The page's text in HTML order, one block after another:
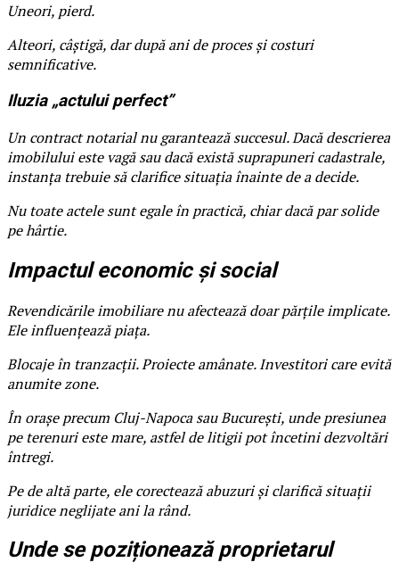
Uneori, pierd.
Alteori, câștigă, dar după ani de proces și costuri
semnificative.
Iluzia „actului perfect”
Un contract notarial nu garantează succesul. Dacă descrierea
imobilului este vagă sau dacă există suprapuneri cadastrale,
instanța trebuie să clarifice situația înainte de a decide.
Nu toate actele sunt egale în practică, chiar dacă par solide
pe hârtie.
Impactul economic și social
Revendicările imobiliare nu afectează doar părțile implicate.
Ele influențează piața.
Blocaje în tranzacții. Proiecte amânate. Investitori care evită
anumite zone.
În orașe precum Cluj-Napoca sau București, unde presiunea
pe terenuri este mare, astfel de litigii pot încetini dezvoltări
întregi.
Pe de altă parte, ele corectează abuzuri și clarifică situații
juridice neglijate ani la rând.
Unde se poziționează proprietarul